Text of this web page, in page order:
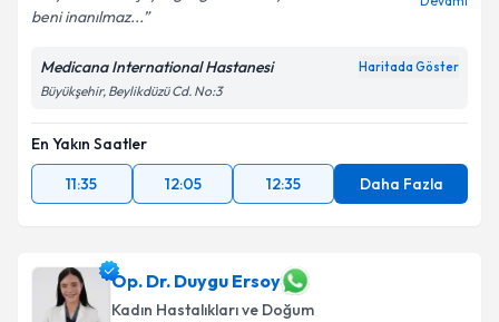
kapsamda işlenmesini kabul ediyorum.
beni inanılmaz...
Medicana International Hastanesi Haritada Göster
Büyükşehir, Beylikdüzü Cd. No:3
En Yakın Saatler
11:35
12:05 12:35 Daha Fazla
Op. Dr. Duygu Ersoy
Kadın Hastalıkları ve Doğum